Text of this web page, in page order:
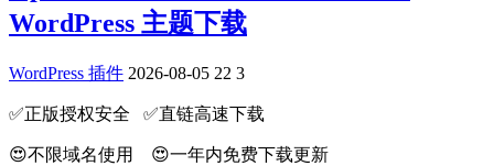
WordPress 主题下载
WordPress 插件 2026-08-05 22 3
✅️正版授权安全 ✅️直链高速下载
😍不限域名使用 😍一年内免费下载更新